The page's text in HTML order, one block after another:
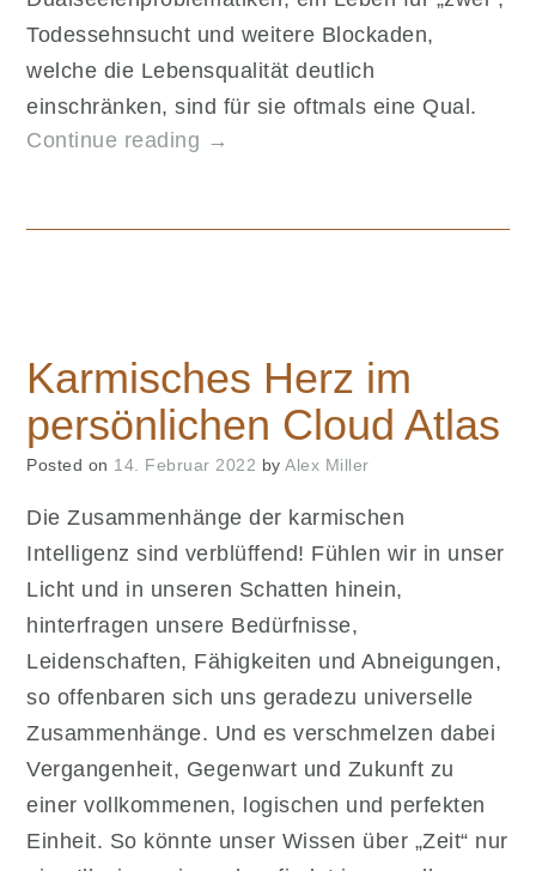
Todessehnsucht und weitere Blockaden,
welche die Lebensqualität deutlich
einschränken, sind für sie oftmals eine Qual.
Continue reading „Das
ungeborenen
→
Karmisches Herz im
persönlichen Cloud Atlas
Posted on 14. Februar 2022 by Alex Miller
Die Zusammenhänge der karmischen
Intelligenz sind verblüffend! Fühlen wir in unser
Licht und in unseren Schatten hinein,
hinterfragen unsere Bedürfnisse,
Leidenschaften, Fähigkeiten und Abneigungen,
so offenbaren sich uns geradezu universelle
Zusammenhänge. Und es verschmelzen dabei
Vergangenheit, Gegenwart und Zukunft zu
einer vollkommenen, logischen und perfekten
Einheit. So könnte unser Wissen über „Zeit“ nur